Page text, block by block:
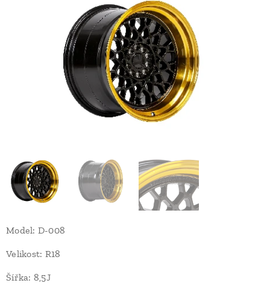
Model: D-008
Velikost: R18
Šířka: 8,5J